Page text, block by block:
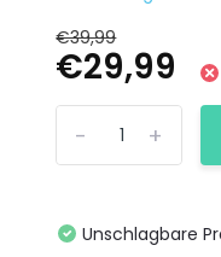
€39,99
€29,99
+
-
Unschlagbare